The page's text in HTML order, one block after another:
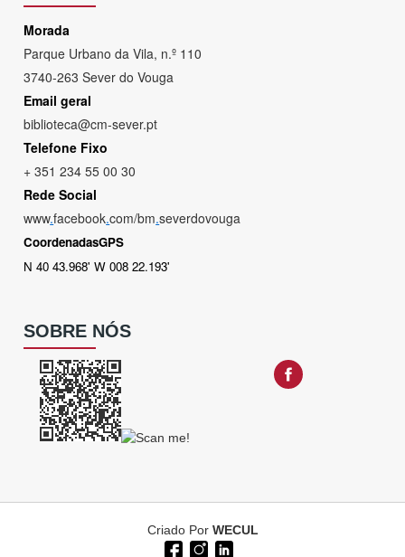
Morada
Parque Urbano da Vila, n.º 110
3740-263 Sever do Vouga
Email geral
biblioteca@cm-sever.pt
Telefone Fixo
+ 351 234 55 00 30
Rede Social
www.facebook.com/bm.severdovouga
CoordenadasGPS
N 40 43.968' W 008 22.193'
SOBRE NÓS
Criado Por WECUL